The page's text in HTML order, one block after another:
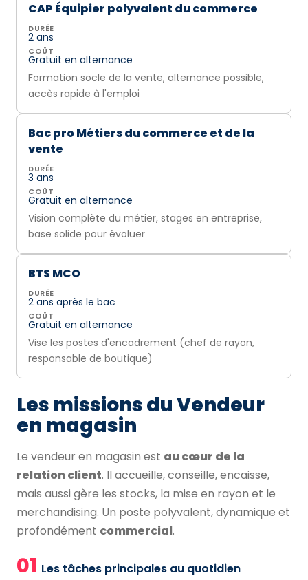
CAP Équipier polyvalent du commerce
DURÉE
2 ans
COÛT
Gratuit en alternance
Formation socle de la vente, alternance possible,
accès rapide à l'emploi
Bac pro Métiers du commerce et de la
vente
DURÉE
3 ans
COÛT
Gratuit en alternance
Vision complète du métier, stages en entreprise,
base solide pour évoluer
BTS MCO
DURÉE
2 ans après le bac
COÛT
Gratuit en alternance
Vise les postes d'encadrement (chef de rayon,
responsable de boutique)
Les missions du Vendeur
en magasin
Le vendeur en magasin est au cœur de la
relation client. Il accueille, conseille, encaisse,
mais aussi gère les stocks, la mise en rayon et le
merchandising. Un poste polyvalent, dynamique et
profondément commercial.
01 Les tâches principales au quotidien